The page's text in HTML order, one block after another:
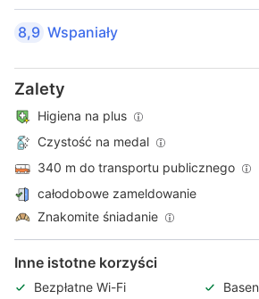
8,9 Wspaniały
Zalety
Higiena na plus
Czystość na medal
340 m do transportu publicznego
całodobowe zameldowanie
Znakomite śniadanie
Inne istotne korzyści
Bezpłatne Wi-Fi
Basen